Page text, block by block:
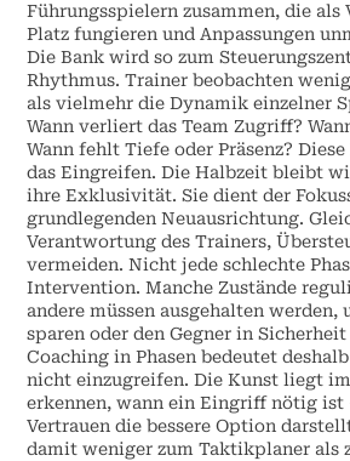
Führungsspielern zusammen, die
Platz fungieren und Anpassungen
Die Bank wird so zum
Rhythmus. Trainer beobachten
als vielmehr die Dynamik einzelner
Wann verliert das Team Zugriff?
Wann fehlt Tiefe oder Präsenz?
das Eingreifen. Die Halbzeit bleibt
ihre Exklusivität. Sie dient der
grundlegenden Neuausrichtung.
Verantwortung des Trainers,
vermeiden. Nicht jede schlechte
Intervention. Manche Zustände
andere müssen ausgehalten werden,
sparen oder den Gegner in
Coaching in Phasen bedeutet
nicht einzugreifen. Die Kunst liegt
erkennen, wann ein Eingriff nötig ist
Vertrauen die bessere Option
damit weniger zum Taktikplaner als